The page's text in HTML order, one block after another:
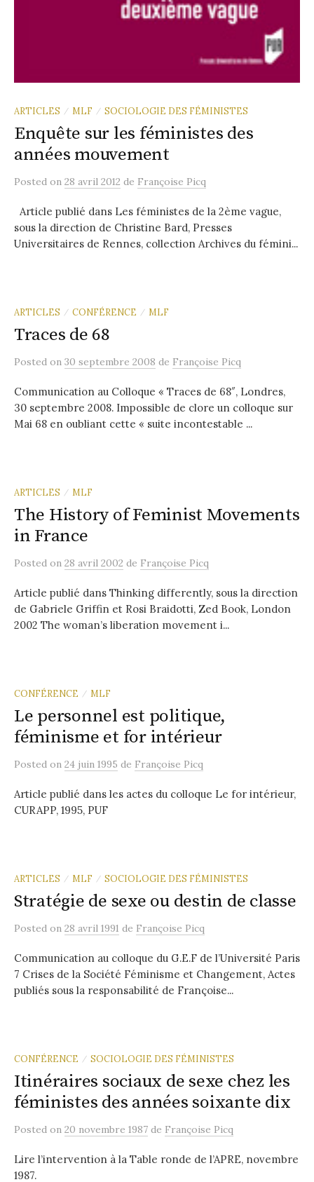
ARTICLES / MLF / SOCIOLOGIE DES FÉMINISTES
Enquête sur les féministes des
années mouvement
Posted on 28 avril 2012 de Françoise Picq
Article publié dans Les féministes de la 2ème vague,
sous la direction de Christine Bard, Presses
Universitaires de Rennes, collection Archives du fémini...
ARTICLES / CONFÉRENCE / MLF
Traces de 68
Posted on 30 septembre 2008 de Françoise Picq
Communication au Colloque « Traces de 68″, Londres,
30 septembre 2008. Impossible de clore un colloque sur
Mai 68 en oubliant cette « suite incontestable ...
ARTICLES / MLF
The History of Feminist Movements
in France
Posted on 28 avril 2002 de Françoise Picq
Article publié dans Thinking differently, sous la direction
de Gabriele Griffin et Rosi Braidotti, Zed Book, London
2002 The woman’s liberation movement i...
CONFÉRENCE / MLF
Le personnel est politique,
féminisme et for intérieur
Posted on 24 juin 1995 de Françoise Picq
Article publié dans les actes du colloque Le for intérieur,
CURAPP, 1995, PUF
ARTICLES / MLF / SOCIOLOGIE DES FÉMINISTES
Stratégie de sexe ou destin de classe
Posted on 28 avril 1991 de Françoise Picq
Communication au colloque du G.E.F de l’Université Paris
7 Crises de la Société Féminisme et Changement, Actes
publiés sous la responsabilité de Françoise...
CONFÉRENCE / SOCIOLOGIE DES FÉMINISTES
Itinéraires sociaux de sexe chez les
féministes des années soixante dix
Posted on 20 novembre 1987 de Françoise Picq
Lire l’intervention à la Table ronde de l’APRE, novembre
1987.